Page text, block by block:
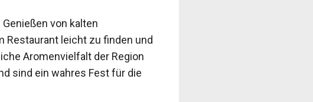
von kalten
Restaurant leicht zu finden und
Aromenvielfalt der Region
sind ein wahres Fest für die